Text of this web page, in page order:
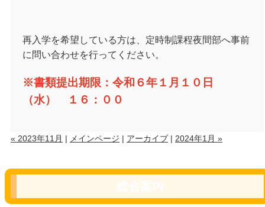
再入学を希望している方は、定時制課程夜間部へ事前
に問い合わせを行ってください。
※書類提出期限：令和６年１月１０日
（水） １６：００
« 2023年11月 | メインページ | アーカイブ | 2024年1月 »